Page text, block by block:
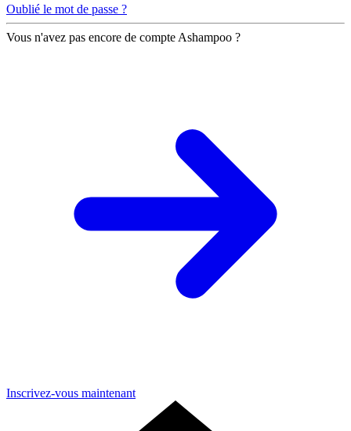
Oublié le mot de passe ?
Vous n'avez pas encore de compte Ashampoo ?
Inscrivez-vous maintenant